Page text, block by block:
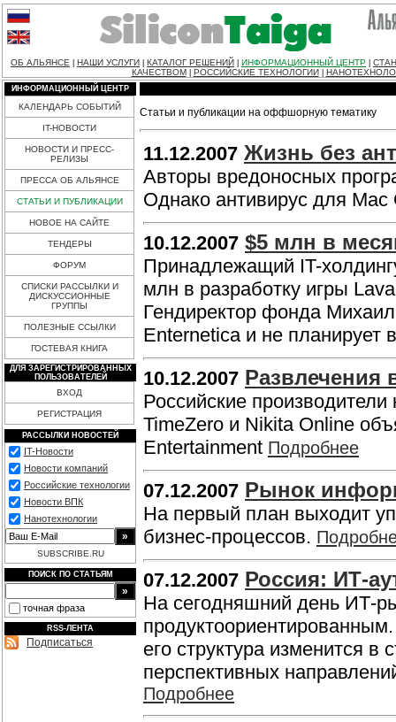
ОБ АЛЬЯНСЕ НАШИ УСЛУГИ КАТАЛОГ РЕШЕНИЙ ИНФОРМАЦИОННЫЙ ЦЕНТР
КАЧЕСТВОМ
РОССИЙСКИЕ ТЕХНОЛОГИИ
ИНФОРМАЦИОННЫЙ ЦЕНТР
КАЛЕНДАРЬ СОБЫТИЙ
IT-НОВОСТИ
НОВОСТИ И ПРЕСС-
РЕЛИЗЫ
ПРЕССА ОБ АЛЬЯНСЕ
СТАТЬИ И ПУБЛИКАЦИИ
НОВОЕ НА САЙТЕ
ТЕНДЕРЫ
ФОРУМ
СПИСКИ РАССЫЛКИ И
ДИСКУССИОННЫЕ
ГРУППЫ
ПОЛЕЗНЫЕ ССЫЛКИ
ГОСТЕВАЯ КНИГА
ДЛЯ ЗАРЕГИСТРИРОВАННЫХ
ПОЛЬЗОВАТЕЛЕЙ
ВХОД
РЕГИСТРАЦИЯ
РАССЫЛКИ НОВОСТЕЙ
IT-Новости
Новости компаний
Российские технологии
Новости ВПК
Нанотехнологии
SUBSCRIBE.RU
ПОИСК ПО СТАТЬЯМ
точная фраза
RSS-ЛЕНТА
Подписаться
Статьи и публикации на оффшорную тематику
11.12.2007 Жизнь без
Авторы вредоносных
Однако антивирус для Mac
10.12.2007 $5 млн в
Принадлежащий IT-
млн в разработку игры
Гендиректор фонда
Enternetica и не планирует
10.12.2007 Развлечения
Российские
TimeZero и Nikita Online
Entertainment Подробнее
07.12.2007 Рынок
На первый план выходит
бизнес-процессов.
07.12.2007 Россия: ИТ-
На сегодняшний день ИТ-
его структура изменится в
перспективных
Подробнее